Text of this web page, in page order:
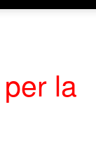
la